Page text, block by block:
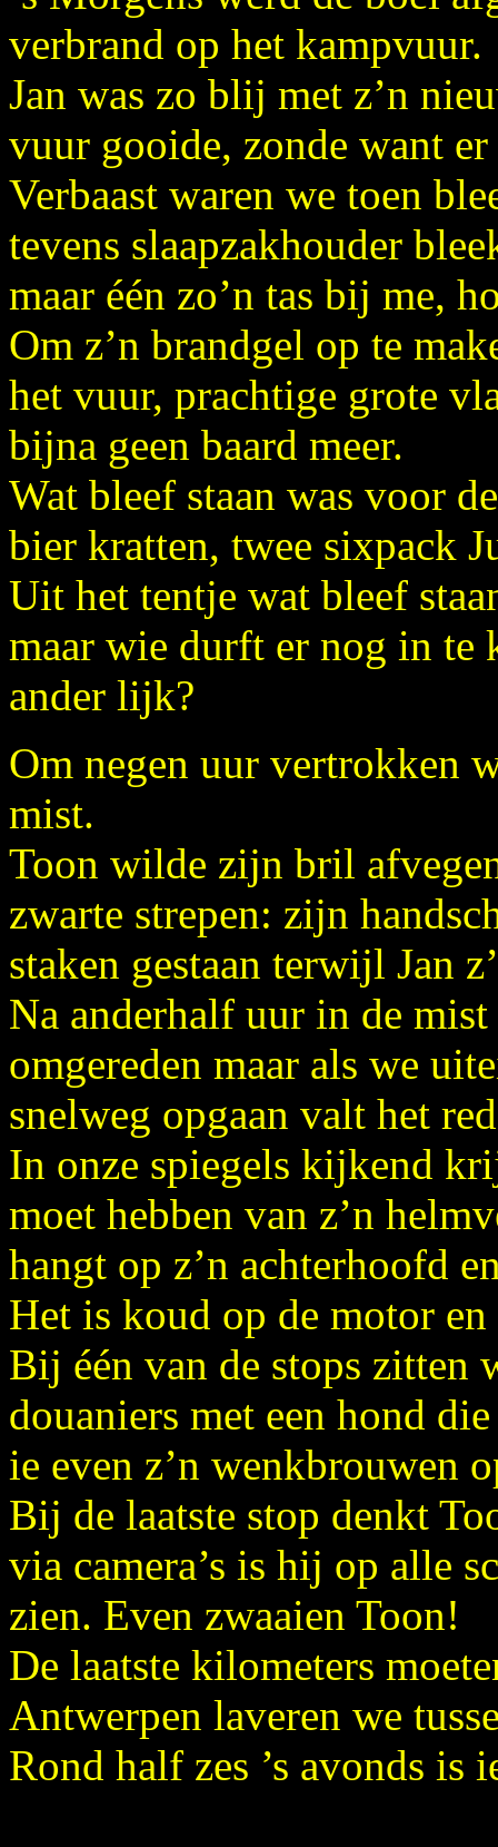
verbrand op het kampvuur.
Jan was zo blij met z’n
vuur gooide, zonde want
Verbaast waren we toen
tevens slaapzakhouder
maar één zo’n tas bij me,
Om z’n brandgel op te
het vuur, prachtige grote
bijna geen baard meer.
Wat bleef staan was voor
bier kratten, twee sixpack
Uit het tentje wat bleef
maar wie durft er nog in
ander lijk?
Om negen uur vertrokken
mist.
Toon wilde zijn bril
zwarte strepen: zijn
staken gestaan terwijl Jan
Na anderhalf uur in de
omgereden maar als we
snelweg opgaan valt het
In onze spiegels kijkend
moet hebben van z’n
hangt op z’n achterhoofd
Het is koud op de motor en
Bij één van de stops zitten
douaniers met een hond
ie even z’n wenkbrouwen
Bij de laatste stop denkt
via camera’s is hij op alle
zien. Even zwaaien Toon!
De laatste kilometers
Antwerpen laveren we
Rond half zes ’s avonds